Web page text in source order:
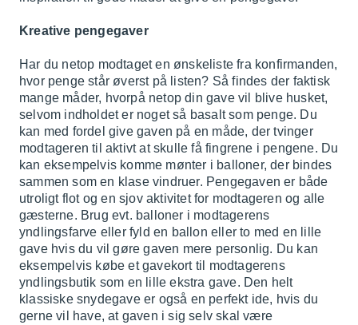
Kreative pengegaver
Har du netop modtaget en ønskeliste fra konfirmanden,
hvor penge står øverst på listen? Så findes der faktisk
mange måder, hvorpå netop din gave vil blive husket,
selvom indholdet er noget så basalt som penge. Du
kan med fordel give gaven på en måde, der tvinger
modtageren til aktivt at skulle få fingrene i pengene. Du
kan eksempelvis komme mønter i balloner, der bindes
sammen som en klase vindruer. Pengegaven er både
utroligt flot og en sjov aktivitet for modtageren og alle
gæsterne. Brug evt. balloner i modtagerens
yndlingsfarve eller fyld en ballon eller to med en lille
gave hvis du vil gøre gaven mere personlig. Du kan
eksempelvis købe et gavekort til modtagerens
yndlingsbutik som en lille ekstra gave. Den helt
klassiske snydegave er også en perfekt ide, hvis du
gerne vil have, at gaven i sig selv skal være